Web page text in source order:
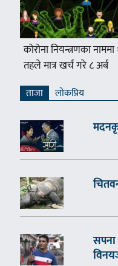
कोरोना नियन्त्रणका
तहले मात्र खर्च गरे ८ अर्ब
ताजा लाेकप्रिय
सपना